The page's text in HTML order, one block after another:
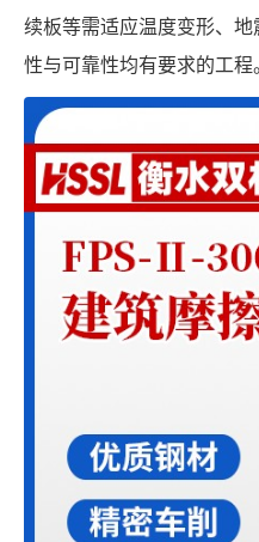
续板等需适应温度变形、
性与可靠性均有要求的工程